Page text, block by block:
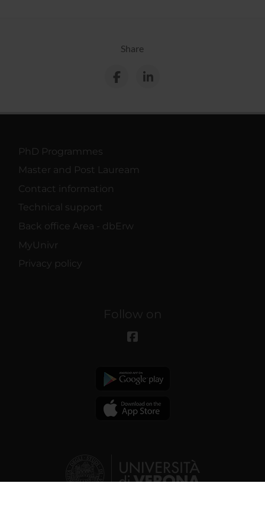
Share
PhD Programmes
Master and Post Lauream
Contact information
Technical support
Back office Area - dbErw
MyUnivr
Privacy policy
Follow on